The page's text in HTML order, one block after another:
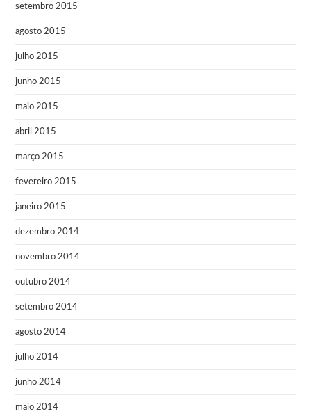
setembro 2015
agosto 2015
julho 2015
junho 2015
maio 2015
abril 2015
março 2015
fevereiro 2015
janeiro 2015
dezembro 2014
novembro 2014
outubro 2014
setembro 2014
agosto 2014
julho 2014
junho 2014
maio 2014